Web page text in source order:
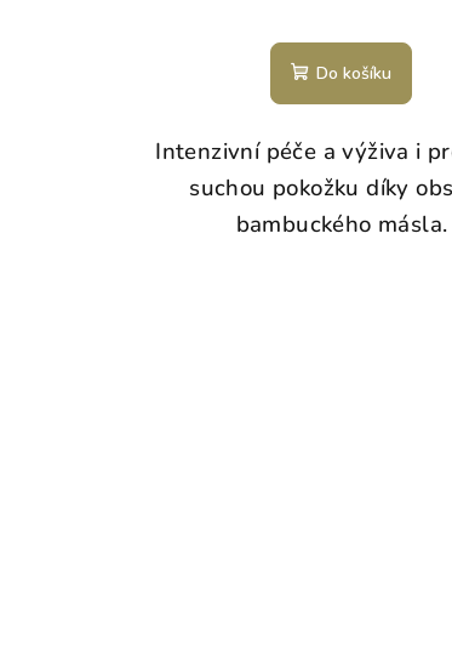
Do košíku
Intenzivní péče a výživa i
suchou pokožku díky
bambuckého másla.